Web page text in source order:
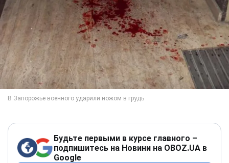
Будьте первыми в курсе главного –
подпишитесь на Новини на OBOZ.UA в
Google